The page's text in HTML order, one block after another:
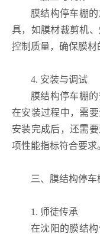
膜结构停车棚
具，如膜材裁剪机
控制质量，确保膜材
4. 安装与调试
膜结构停车棚
在安装过程中，需
安装完成后，还需
项性能指标符合要求
三、膜结构停
1. 师徒传承
在沈阳的膜结